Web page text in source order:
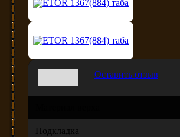
Оставить отзыв
Подкладка